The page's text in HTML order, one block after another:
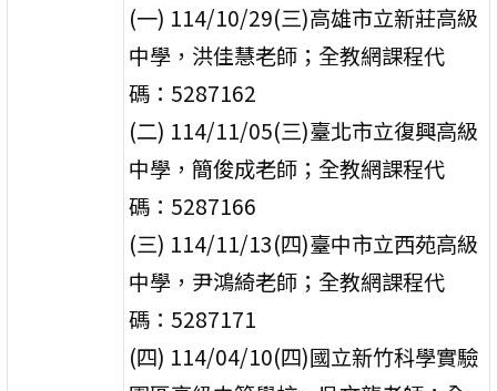
(一) 114/10/29(三)高雄市立新莊高級
中學，洪佳慧老師；全教網課程代
碼：5287162
(二) 114/11/05(三)臺北市立復興高級
中學，簡俊成老師；全教網課程代
碼：5287166
(三) 114/11/13(四)臺中市立西苑高級
中學，尹鴻綺老師；全教網課程代
碼：5287171
(四) 114/04/10(四)國立新竹科學實驗